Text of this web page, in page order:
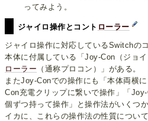
ってみよう。
ジャイロ操作とコント ローラー
ジャイロ操作に対応しているSwitchの
本体に付属している「Joy-Con（ジョ
ローラー （通称プロコン）」がある。
またJoy-Conでの操作にも「本体両横
Con充電クリップに繋いで操作」「
個ずつ持って操作」と操作法がいくつか
イカに、これらの操作法の性質について